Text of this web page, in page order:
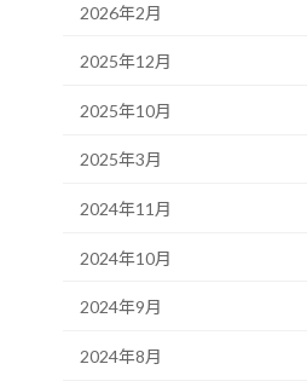
2026年2月
2025年12月
2025年10月
2025年3月
2024年11月
2024年10月
2024年9月
2024年8月